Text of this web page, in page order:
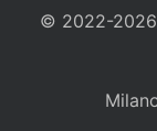
© 2022-2026